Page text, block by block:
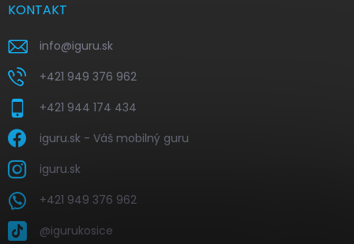
KONTAKT
info@iguru.sk
+421 949 376 962
+421 944 174 434
iguru.sk - Váš mobilný guru
iguru.sk
+421 949 376 962
@igurukosice